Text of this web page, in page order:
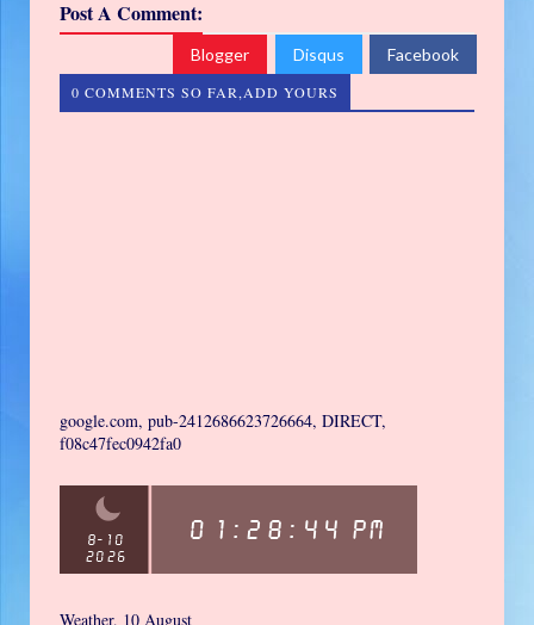
Post A Comment:
Blogger Disqus Facebook
0 COMMENTS SO FAR,ADD YOURS
google.com, pub-2412686623726664, DIRECT,
f08c47fec0942fa0
Weather, 10 August